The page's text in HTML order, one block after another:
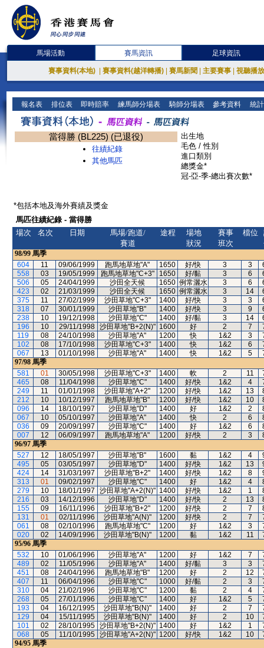
馬場活動 賽馬資訊 足球資訊
賽事資料(本地) 賽事資料(越洋轉播) 賽馬新聞 主要賽事 視聽播
報名表 排位表 即時賠率 練馬師分場表 騎師分場表 參考資料 統
當得勝 (BL225) (已退役)
往績紀錄
其他馬匹
出生地
毛色 / 性別
進口類別
總獎金*
冠-亞-季-總出賽次數*
*包括本地及海外賽績及獎金
馬匹往績紀錄 - 當得勝
場次
名次 日期
馬場/跑道/
賽道
途程
場地
狀況
賽事
班次
檔位
98/99 馬季
604
11 09/06/1999 跑馬地草地"A" 1650 好/快 3 3
558
03 19/05/1999 跑馬地草地"C+3" 1650 好/黏 3 6
506
05 24/04/1999 沙田全天候 1650 例常灑水 3 6
423
02 21/03/1999 沙田全天候 1650 例常灑水 3 14
375
11 27/02/1999 沙田草地"C+3" 1400 好/快 3 3
318
07 30/01/1999 沙田草地"B" 1400 好/快 3 9
238
10 19/12/1998 沙田草地"C" 1400 好/黏 3 14
196
10 29/11/1998 沙田草地"B+2(N)" 1600 好 2 7
119
08 24/10/1998 沙田草地"A" 1200 快 1&2 3
102
08 17/10/1998 沙田草地"C+3" 1400 快 1&2 6
067
13 01/10/1998 沙田草地"A" 1400 快 1&2 5
97/98 馬季
581
01 30/05/1998 沙田草地"C+3" 1400 軟 2 11
465
08 11/04/1998 沙田草地"C" 1400 好/快 1&2 4
249
11 01/01/1998 沙田草地"A+2" 1200 好/快 1&2 13
212
10 10/12/1997 跑馬地草地"B" 1200 好/快 1&2 10
096
14 18/10/1997 沙田草地"D" 1400 好 1&2 2
067
10 05/10/1997 沙田草地"A" 1400 快 2 6
036
09 20/09/1997 沙田草地"C" 1400 好 1&2 6
007
12 06/09/1997 跑馬地草地"A" 1200 好/快 2 3
96/97 馬季
527
12 18/05/1997 沙田草地"B" 1600 黏 1&2 4
495
05 03/05/1997 沙田草地"D" 1400 好/快 1&2 13
424
14 31/03/1997 沙田草地"B+2" 1400 好/快 1&2 8
313
01 09/02/1997 沙田草地"C" 1400 好 1&2 4
279
10 18/01/1997 沙田草地"A+2(N)" 1400 好/快 1&2 1
216
03 14/12/1996 沙田草地"D" 1400 好/快 2 13
155
09 16/11/1996 沙田草地"B+2" 1200 好/快 2 7
131
01 02/11/1996 沙田草地"A(N)" 1200 好/快 2 7
061
08 02/10/1996 跑馬地草地"C" 1200 好 1&2 3
020
02 14/09/1996 沙田草地"B(N)" 1200 黏 1&2 11
95/96 馬季
532
10 01/06/1996 沙田草地"A" 1200 好 1&2 7
489
02 11/05/1996 沙田草地"A" 1400 好/黏 3 3
451
08 24/04/1996 跑馬地草地"B" 1200 好 2 12
407
11 06/04/1996 沙田草地"C" 1000 好/黏 2 3
310
04 21/02/1996 沙田草地"C" 1200 黏 2 4
268
05 27/01/1996 沙田草地"C" 1400 好 1&2 5
193
04 16/12/1995 沙田草地"B(N)" 1400 好 2 7
129
04 15/11/1995 沙田草地"B(N)" 1400 好 2 10
101
02 28/10/1995 沙田草地"B+2(N)" 1400 好 1&2 1
068
05 11/10/1995 沙田草地"A+2(N)" 1200 好/快 1&2 10
94/95 馬季